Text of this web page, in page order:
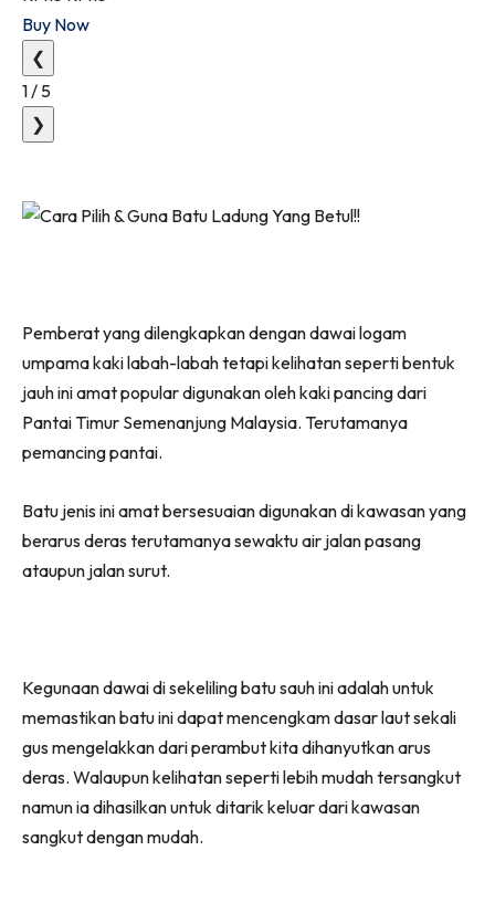
Buy Now
❮
1 / 5
❯
Pemberat yang dilengkapkan dengan dawai logam
umpama kaki labah-labah tetapi kelihatan seperti bentuk
jauh ini amat popular digunakan oleh kaki pancing dari
Pantai Timur Semenanjung Malaysia. Terutamanya
pemancing pantai.
Batu jenis ini amat bersesuaian digunakan di kawasan yang
berarus deras terutamanya sewaktu air jalan pasang
ataupun jalan surut.
Kegunaan dawai di sekeliling batu sauh ini adalah untuk
memastikan batu ini dapat mencengkam dasar laut sekali
gus mengelakkan dari perambut kita dihanyutkan arus
deras. Walaupun kelihatan seperti lebih mudah tersangkut
namun ia dihasilkan untuk ditarik keluar dari kawasan
sangkut dengan mudah.